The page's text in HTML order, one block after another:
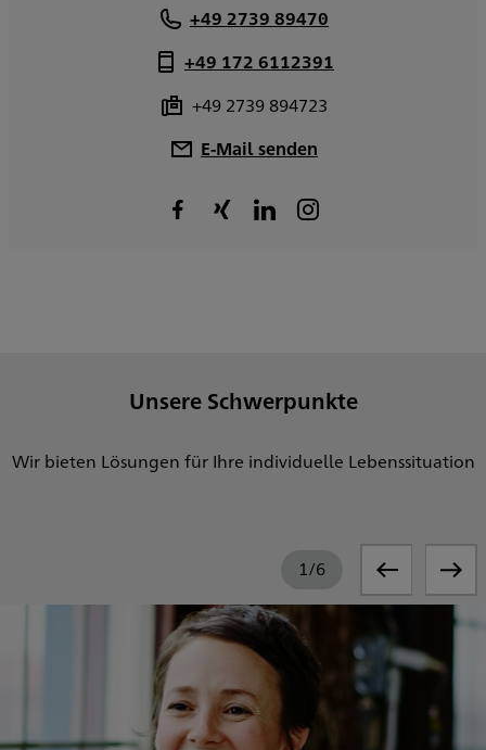
+49 2739 89470
+49 172 6112391
+49 2739 894723
E-Mail senden
Unsere Schwerpunkte
Wir bieten Lösungen für Ihre individuelle Lebenssituation
1/6